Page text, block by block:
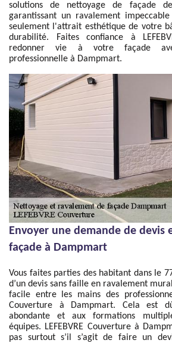
solutions de nettoyage de façade
garantissant un ravalement
seulement l'attrait esthétique de votre
durabilité. Faites confiance à
redonner vie à votre façade
professionnelle à Dampmart.
Envoyer une demande de devis
façade à Dampmart
Vous faites parties des habitant dans le
d’un devis sans faille en ravalement
facile entre les mains des
Couverture à Dampmart. Cela est
abondante et aux formations
équipes. LEFEBVRE Couverture à
pas surtout s’il s’agit de faire un